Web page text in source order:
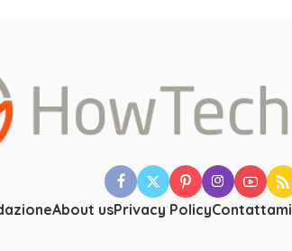
About usPrivacy PolicyContattami